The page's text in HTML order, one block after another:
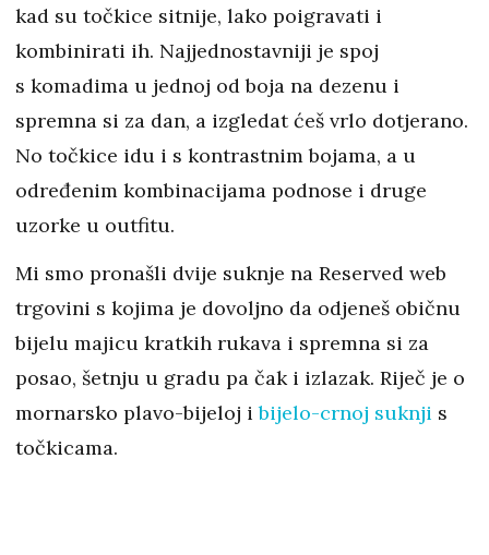
kad su točkice sitnije, lako poigravati i
kombinirati ih. Najjednostavniji je spoj
s komadima u jednoj od boja na dezenu i
spremna si za dan, a izgledat ćeš vrlo dotjerano.
No točkice idu i s kontrastnim bojama, a u
određenim kombinacijama podnose i druge
uzorke u outfitu.
Mi smo pronašli dvije suknje na Reserved web
trgovini s kojima je dovoljno da odjeneš običnu
bijelu majicu kratkih rukava i spremna si za
posao, šetnju u gradu pa čak i izlazak. Riječ je o
mornarsko plavo-bijeloj ibijelo-crnoj suknji s
točkicama.